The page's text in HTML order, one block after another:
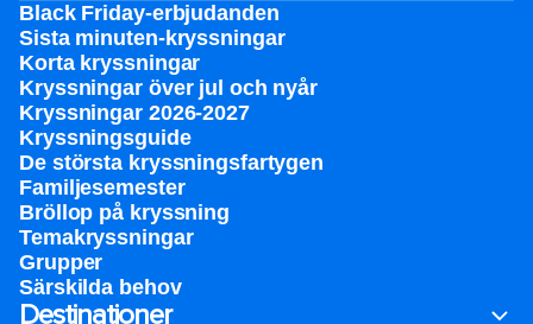
Black Friday-erbjudanden
Sista minuten-kryssningar
Korta kryssningar
Kryssningar över jul och nyår
Kryssningar 2026-2027
Kryssningsguide
De största kryssningsfartygen
Familjesemester
Bröllop på kryssning
Temakryssningar
Grupper
Särskilda behov
Destinationer